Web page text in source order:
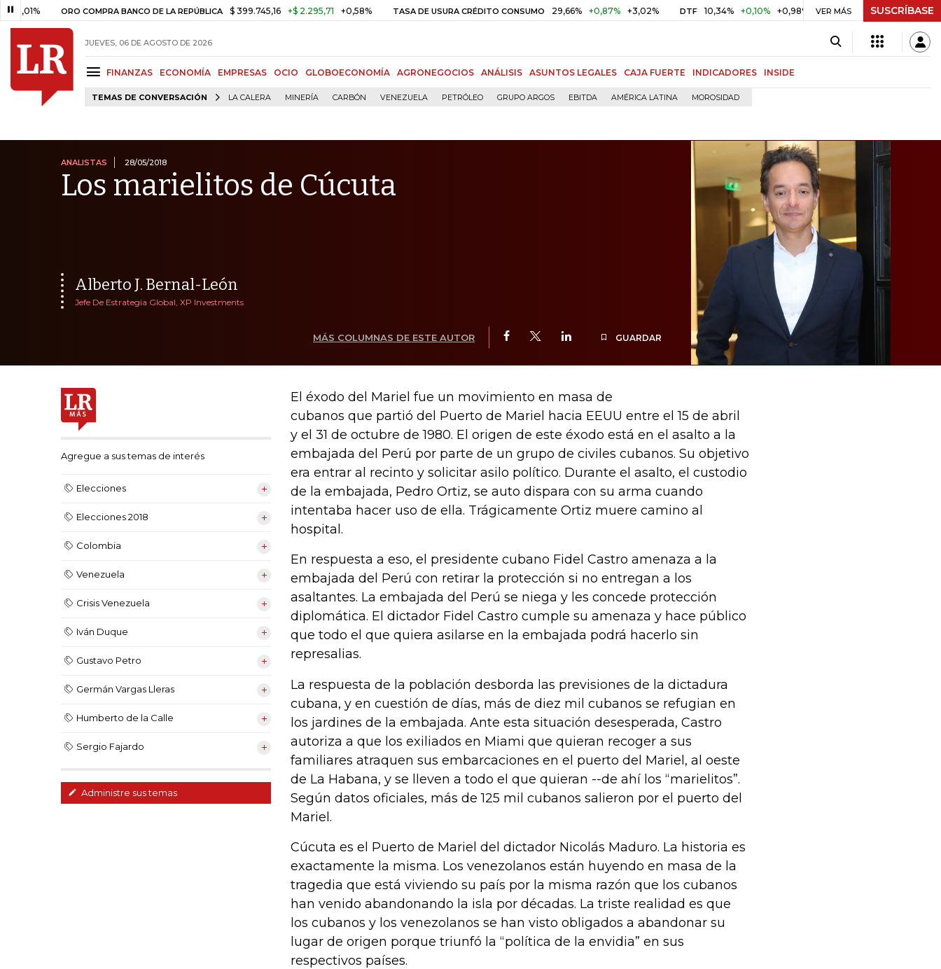
ORO COMPRA BANCO DE LA REPÚBLICA $ 399.745,16 +$ 2.295,71 +0,58% TASA DE USURA CRÉDITO CONSUMO 29,66% +0,87% +3,02% DTF 10,34% +0,10% +0,98% UVR $ 416,86 +$ 0,05 +0,01%
VER MÁS SUSCRÍBASE
JUEVES, 06 DE AGOSTO DE 2026
FINANZAS ECONOMÍA EMPRESAS OCIO GLOBOECONOMÍA AGRONEGOCIOS ANÁLISIS ASUNTOS LEGALES CAJA FUERTE INDICADORES INSIDE
TEMAS DE CONVERSACIÓN LA CALERA MINERÍA CARBÓN VENEZUELA PETRÓLEO GRUPO ARGOS EBITDA AMÉRICA LATINA MOROSIDAD
ANALISTAS 28/05/2018
Los marielitos de Cúcuta
Alberto J. Bernal-León
Jefe De Estrategia Global, XP Investments
MÁS COLUMNAS DE ESTE AUTOR GUARDAR
Agregue a sus temas de interés
Elecciones
Elecciones 2018
Colombia
Venezuela
Crisis Venezuela
Iván Duque
Gustavo Petro
Germán Vargas Lleras
Humberto de la Calle
Sergio Fajardo
Administre sus temas
El éxodo del Mariel fue un movimiento en masa de
cubanos que partió del Puerto de Mariel hacia EEUU entre el 15 de abril
y el 31 de octubre de 1980. El origen de este éxodo está en el asalto a la
embajada del Perú por parte de un grupo de civiles cubanos. Su objetivo
era entrar al recinto y solicitar asilo político. Durante el asalto, el custodio
de la embajada, Pedro Ortiz, se auto dispara con su arma cuando
intentaba hacer uso de ella. Trágicamente Ortiz muere camino al
hospital.
En respuesta a eso, el presidente cubano Fidel Castro amenaza a la
embajada del Perú con retirar la protección si no entregan a los
asaltantes. La embajada del Perú se niega y les concede protección
diplomática. El dictador Fidel Castro cumple su amenaza y hace público
que todo el que quiera asilarse en la embajada podrá hacerlo sin
represalias.
La respuesta de la población desborda las previsiones de la dictadura
cubana, y en cuestión de días, más de diez mil cubanos se refugian en
los jardines de la embajada. Ante esta situación desesperada, Castro
autoriza a que los exiliados en Miami que quieran recoger a sus
familiares atraquen sus embarcaciones en el puerto del Mariel, al oeste
de La Habana, y se lleven a todo el que quieran --de ahí los “marielitos”.
Según datos oficiales, más de 125 mil cubanos salieron por el puerto del
Mariel.
Cúcuta es el Puerto de Mariel del dictador Nicolás Maduro. La historia es
exactamente la misma. Los venezolanos están huyendo en masa de la
tragedia que está viviendo su país por la misma razón que los cubanos
han venido abandonando la isla por décadas. La triste realidad es que
los cubanos y los venezolanos se han visto obligados a abandonar su
lugar de origen porque triunfó la “política de la envidia” en sus
respectivos países.